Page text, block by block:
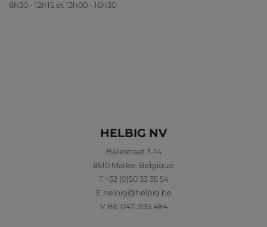
8h30 - 12h15 et 13h00 - 16h30
HELBIG NV
Baliestraat 3-14
8510 Marke, Belgique
T +32 (0)50 33 35 54
E helbig@helbig.be
V BE 0471.935.484